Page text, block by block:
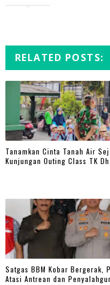
RELATED POSTS:
Tanamkan Cinta Tanah Air
Kunjungan Outing Class TK
Satgas BBM Kobar Bergerak,
Atasi Antrean dan